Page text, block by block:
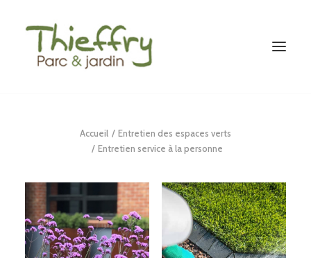
AMÉNAGEMENT PAYSAGER
QUI SOMMES-NOUS ?
RÉALISATIONS
RECRUTEMENT
Accueil
Entretien des espaces verts
Entretien service à la personne